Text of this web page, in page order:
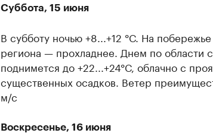
Суббота, 15 июня
В субботу ночью +8...+12 °С. На
региона — прохладнее. Днем по области
поднимется до +22...+24°С, облачно с
существенных осадков. Ветер
м/с
Воскресенье, 16 июня